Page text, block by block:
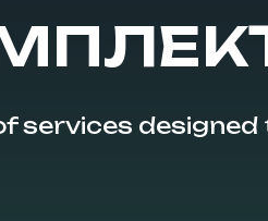
services designed